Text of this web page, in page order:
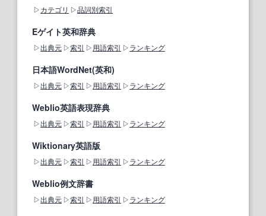
カテゴリ
品詞別索引
Eゲイト英和辞典
出典元 索引 用語索引 ランキング
日本語WordNet(英和)
出典元 索引 用語索引 ランキング
Weblio英語表現辞典
出典元 索引 用語索引 ランキング
Wiktionary英語版
出典元 索引 用語索引 ランキング
Weblio例文辞書
出典元 索引 用語索引 ランキング